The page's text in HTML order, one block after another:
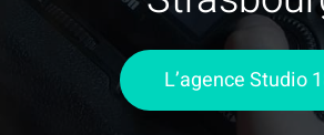
L’agence Studio